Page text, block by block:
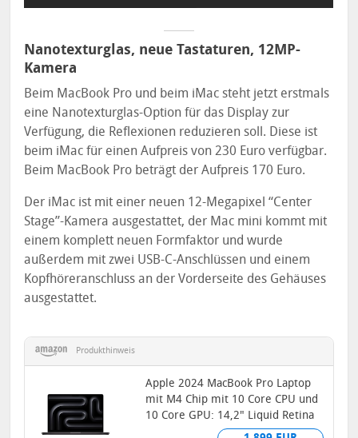
Nanotexturglas, neue Tastaturen, 12MP-
Kamera
Beim MacBook Pro und beim iMac steht jetzt erstmals
eine Nanotexturglas-Option für das Display zur
Verfügung, die Reflexionen reduzieren soll. Diese ist
beim iMac für einen Aufpreis von 230 Euro verfügbar.
Beim MacBook Pro beträgt der Aufpreis 170 Euro.
Der iMac ist mit einer neuen 12-Megapixel “Center
Stage”-Kamera ausgestattet, der Mac mini kommt mit
einem komplett neuen Formfaktor und wurde
außerdem mit zwei USB-C-Anschlüssen und einem
Kopfhöreranschluss an der Vorderseite des Gehäuses
ausgestattet.
Produkthinweis
Apple 2024 MacBook Pro Laptop
mit M4 Chip mit 10 Core CPU und
10 Core GPU: 14,2" Liquid Retina
XDR Display, 16 GB...